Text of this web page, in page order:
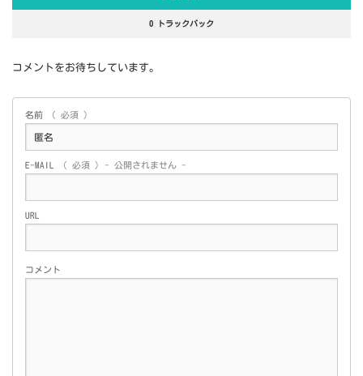
0 トラックバック
コメントをお待ちしています。
名前 ( 必須 )
E-MAIL ( 必須 ) - 公開されません -
URL
コメント